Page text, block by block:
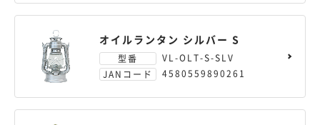
オイルランタン シルバー S
型番
VL-OLT-S-SLV
JANコード
4580559890261